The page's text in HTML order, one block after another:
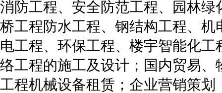
消防工程、安全防范工程、园林
桥工程防水工程、钢结构工程、
电工程、环保工程、楼宇智能化
络工程的施工及设计；国内贸易
工程机械设备租赁；企业营销策